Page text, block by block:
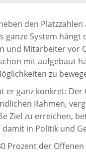
den
ganze System
und Mitarbeiter vor
mit aufgebaut
zu
er ganz konkret:
Rahmen,
Ziel zu erreichen,
in Politik und
Prozent der